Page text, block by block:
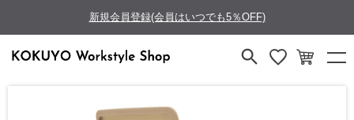
新規会員登録(会員はいつでも5％OFF)